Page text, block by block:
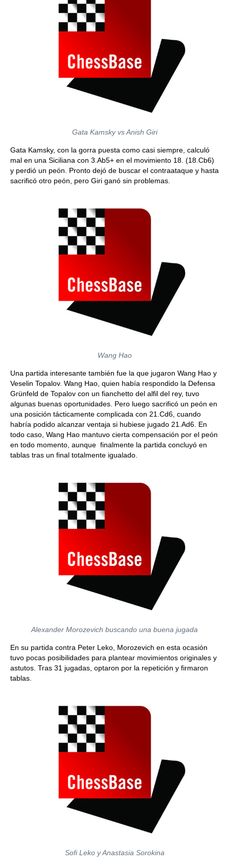
Gata Kamsky vs Anish Giri
Gata Kamsky, con la gorra puesta como casi siempre, calculó
mal en una Siciliana con 3.Ab5+ en el movimiento 18. (18.Cb6)
y perdió un peón. Pronto dejó de buscar el contraataque y hasta
sacrificó otro peón, pero Giri ganó sin problemas.
Wang Hao
Una partida interesante también fue la que jugaron Wang Hao y
Veselin Topalov. Wang Hao, quien había respondido la Defensa
Grünfeld de Topalov con un fianchetto del alfil del rey, tuvo
algunas buenas oportunidades. Pero luego sacrificó un peón en
una posición tácticamente complicada con 21.Cd6, cuando
habría podido alcanzar ventaja si hubiese jugado 21.Ad6. En
todo caso, Wang Hao mantuvo cierta compensación por el peón
en todo momento, aunque finalmente la partida concluyó en
tablas tras un final totalmente igualado.
Alexander Morozevich buscando una buena jugada
En su partida contra Peter Leko, Morozevich en esta ocasión
tuvo pocas posibilidades para plantear movimientos originales y
astutos. Tras 31 jugadas, optaron por la repetición y firmaron
tablas.
Sofi Leko y Anastasia Sorokina